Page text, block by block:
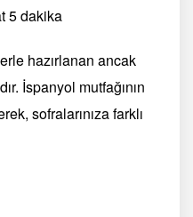
5 dakika
hazırlanan ancak
İspanyol mutfağının
sofralarınıza farklı